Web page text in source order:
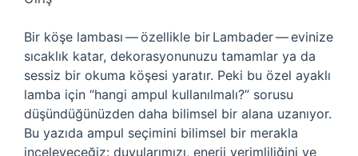
Bir köşe lambası — özellikle bir Lambader — evinize
sıcaklık katar, dekorasyonunuzu tamamlar ya da
sessiz bir okuma köşesi yaratır. Peki bu özel ayaklı
lamba için “hangi ampul kullanılmalı?” sorusu
düşündüğünüzden daha bilimsel bir alana uzanıyor.
Bu yazıda ampul seçimini bilimsel bir merakla
inceleyeceğiz: duyularımızı, enerji verimliliğini ve